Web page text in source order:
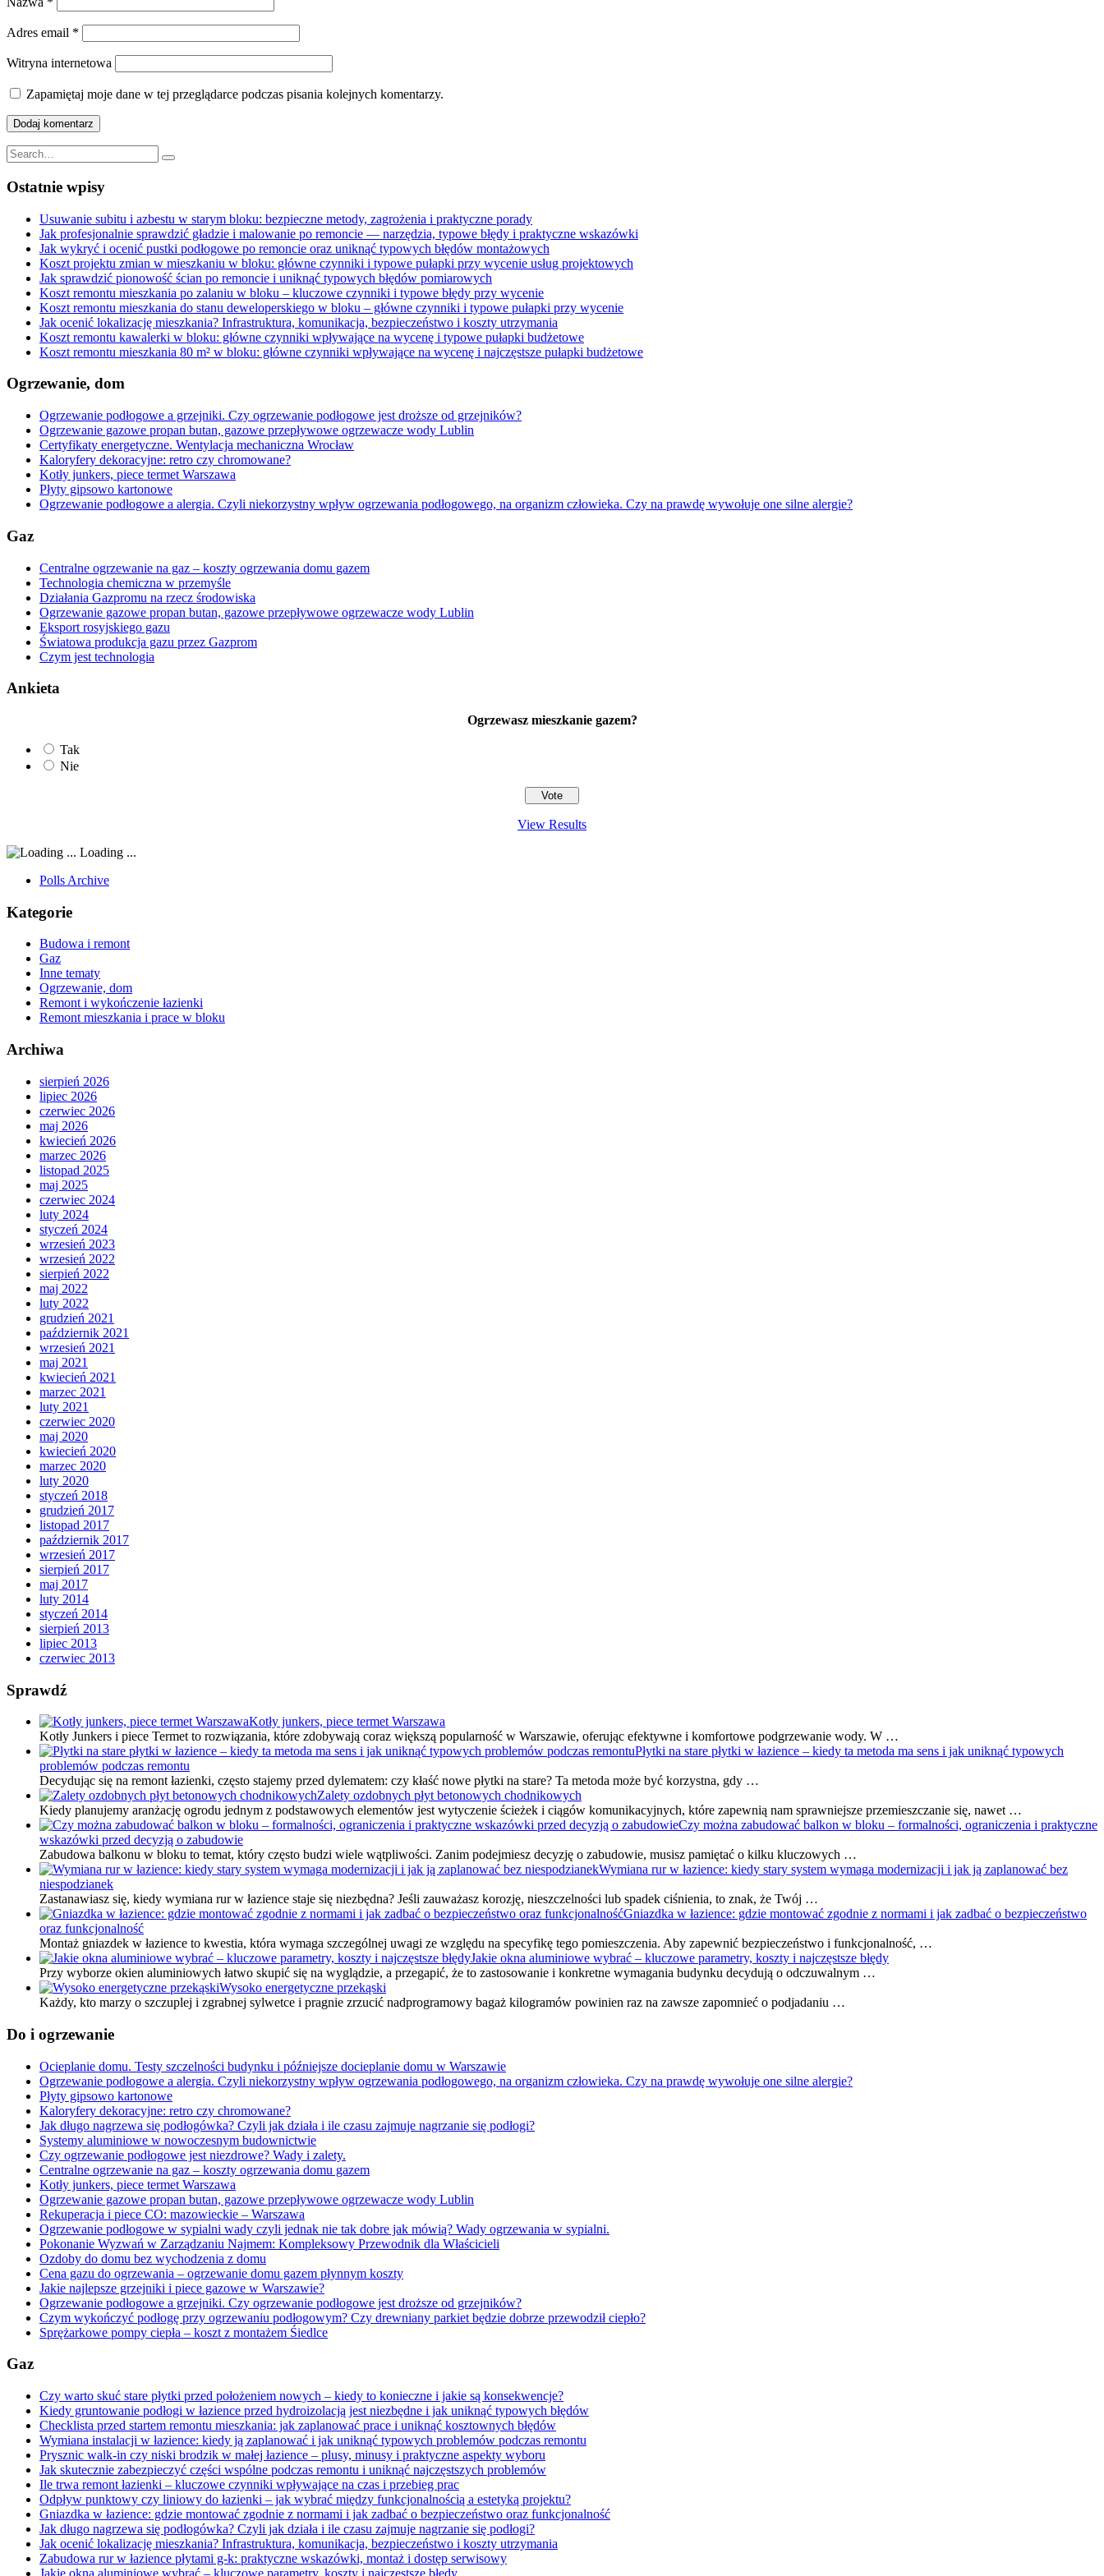
Adres email *
Witryna internetowa
Zapamiętaj moje dane w tej przeglądarce podczas pisania kolejnych komentarzy.
Search
for:
Ostatnie wpisy
Usuwanie subitu i azbestu w starym bloku: bezpieczne metody, zagrożenia i praktyczne porady
Jak profesjonalnie sprawdzić gładzie i malowanie po remoncie — narzędzia, typowe błędy i praktyczne wskazówki
Jak wykryć i ocenić pustki podłogowe po remoncie oraz uniknąć typowych błędów montażowych
Koszt projektu zmian w mieszkaniu w bloku: główne czynniki i typowe pułapki przy wycenie usług projektowych
Jak sprawdzić pionowość ścian po remoncie i uniknąć typowych błędów pomiarowych
Koszt remontu mieszkania po zalaniu w bloku – kluczowe czynniki i typowe błędy przy wycenie
Koszt remontu mieszkania do stanu deweloperskiego w bloku – główne czynniki i typowe pułapki przy wycenie
Jak ocenić lokalizację mieszkania? Infrastruktura, komunikacja, bezpieczeństwo i koszty utrzymania
Koszt remontu kawalerki w bloku: główne czynniki wpływające na wycenę i typowe pułapki budżetowe
Koszt remontu mieszkania 80 m² w bloku: główne czynniki wpływające na wycenę i najczęstsze pułapki budżetowe
Ogrzewanie, dom
Ogrzewanie podłogowe a grzejniki. Czy ogrzewanie podłogowe jest droższe od grzejników?
Ogrzewanie gazowe propan butan, gazowe przepływowe ogrzewacze wody Lublin
Certyfikaty energetyczne. Wentylacja mechaniczna Wrocław
Kaloryfery dekoracyjne: retro czy chromowane?
Kotły junkers, piece termet Warszawa
Płyty gipsowo kartonowe
Ogrzewanie podłogowe a alergia. Czyli niekorzystny wpływ ogrzewania podłogowego, na organizm człowieka. Czy na prawdę wywołuje one silne alergie?
Gaz
Centralne ogrzewanie na gaz – koszty ogrzewania domu gazem
Technologia chemiczna w przemyśle
Działania Gazpromu na rzecz środowiska
Ogrzewanie gazowe propan butan, gazowe przepływowe ogrzewacze wody Lublin
Eksport rosyjskiego gazu
Światowa produkcja gazu przez Gazprom
Czym jest technologia
Ankieta
Ogrzewasz mieszkanie gazem?
Tak
Nie
View Results
Loading ...
Polls Archive
Kategorie
Budowa i remont
Gaz
Inne tematy
Ogrzewanie, dom
Remont i wykończenie łazienki
Remont mieszkania i prace w bloku
Archiwa
sierpień 2026
lipiec 2026
czerwiec 2026
maj 2026
kwiecień 2026
marzec 2026
listopad 2025
maj 2025
czerwiec 2024
luty 2024
styczeń 2024
wrzesień 2023
wrzesień 2022
sierpień 2022
maj 2022
luty 2022
grudzień 2021
październik 2021
wrzesień 2021
maj 2021
kwiecień 2021
marzec 2021
luty 2021
czerwiec 2020
maj 2020
kwiecień 2020
marzec 2020
luty 2020
styczeń 2018
grudzień 2017
listopad 2017
październik 2017
wrzesień 2017
sierpień 2017
maj 2017
luty 2014
styczeń 2014
sierpień 2013
lipiec 2013
czerwiec 2013
Sprawdź
Kotły junkers, piece termet Warszawa
Kotły Junkers i piece Termet to rozwiązania, które zdobywają coraz większą popularność w Warszawie, oferując efektywne i komfortowe podgrzewanie wody. W …
Płytki na stare płytki w łazience – kiedy ta metoda ma sens i jak uniknąć typowych
problemów podczas remontu
Decydując się na remont łazienki, często stajemy przed dylematem: czy kłaść nowe płytki na stare? Ta metoda może być korzystna, gdy …
Zalety ozdobnych płyt betonowych chodnikowych
Kiedy planujemy aranżację ogrodu jednym z podstawowych elementów jest wytyczenie ścieżek i ciągów komunikacyjnych, które zapewnią nam sprawniejsze przemieszczanie się, nawet …
Czy można zabudować balkon w bloku – formalności, ograniczenia i praktyczne
wskazówki przed decyzją o zabudowie
Zabudowa balkonu w bloku to temat, który często budzi wiele wątpliwości. Zanim podejmiesz decyzję o zabudowie, musisz pamiętać o kilku kluczowych …
Wymiana rur w łazience: kiedy stary system wymaga modernizacji i jak ją zaplanować bez
niespodzianek
Zastanawiasz się, kiedy wymiana rur w łazience staje się niezbędna? Jeśli zauważasz korozję, nieszczelności lub spadek ciśnienia, to znak, że Twój …
Gniazdka w łazience: gdzie montować zgodnie z normami i jak zadbać o bezpieczeństwo
oraz funkcjonalność
Montaż gniazdek w łazience to kwestia, która wymaga szczególnej uwagi ze względu na specyfikę tego pomieszczenia. Aby zapewnić bezpieczeństwo i funkcjonalność, …
Jakie okna aluminiowe wybrać – kluczowe parametry, koszty i najczęstsze błędy
Przy wyborze okien aluminiowych łatwo skupić się na wyglądzie, a przegapić, że to zastosowanie i konkretne wymagania budynku decydują o odczuwalnym …
Wysoko energetyczne przekąski
Każdy, kto marzy o szczuplej i zgrabnej sylwetce i pragnie zrzucić nadprogramowy bagaż kilogramów powinien raz na zawsze zapomnieć o podjadaniu …
Do i ogrzewanie
Ocieplanie domu. Testy szczelności budynku i późniejsze docieplanie domu w Warszawie
Ogrzewanie podłogowe a alergia. Czyli niekorzystny wpływ ogrzewania podłogowego, na organizm człowieka. Czy na prawdę wywołuje one silne alergie?
Płyty gipsowo kartonowe
Kaloryfery dekoracyjne: retro czy chromowane?
Jak długo nagrzewa się podłogówka? Czyli jak działa i ile czasu zajmuje nagrzanie się podłogi?
Systemy aluminiowe w nowoczesnym budownictwie
Czy ogrzewanie podłogowe jest niezdrowe? Wady i zalety.
Centralne ogrzewanie na gaz – koszty ogrzewania domu gazem
Kotły junkers, piece termet Warszawa
Ogrzewanie gazowe propan butan, gazowe przepływowe ogrzewacze wody Lublin
Rekuperacja i piece CO: mazowieckie – Warszawa
Ogrzewanie podłogowe w sypialni wady czyli jednak nie tak dobre jak mówią? Wady ogrzewania w sypialni.
Pokonanie Wyzwań w Zarządzaniu Najmem: Kompleksowy Przewodnik dla Właścicieli
Ozdoby do domu bez wychodzenia z domu
Cena gazu do ogrzewania – ogrzewanie domu gazem płynnym koszty
Jakie najlepsze grzejniki i piece gazowe w Warszawie?
Ogrzewanie podłogowe a grzejniki. Czy ogrzewanie podłogowe jest droższe od grzejników?
Czym wykończyć podłogę przy ogrzewaniu podłogowym? Czy drewniany parkiet będzie dobrze przewodził ciepło?
Sprężarkowe pompy ciepła – koszt z montażem Śiedlce
Gaz
Czy warto skuć stare płytki przed położeniem nowych – kiedy to konieczne i jakie są konsekwencje?
Kiedy gruntowanie podłogi w łazience przed hydroizolacją jest niezbędne i jak uniknąć typowych błędów
Checklista przed startem remontu mieszkania: jak zaplanować prace i uniknąć kosztownych błędów
Wymiana instalacji w łazience: kiedy ją zaplanować i jak uniknąć typowych problemów podczas remontu
Prysznic walk-in czy niski brodzik w małej łazience – plusy, minusy i praktyczne aspekty wyboru
Jak skutecznie zabezpieczyć części wspólne podczas remontu i uniknąć najczęstszych problemów
Ile trwa remont łazienki – kluczowe czynniki wpływające na czas i przebieg prac
Odpływ punktowy czy liniowy do łazienki – jak wybrać między funkcjonalnością a estetyką projektu?
Gniazdka w łazience: gdzie montować zgodnie z normami i jak zadbać o bezpieczeństwo oraz funkcjonalność
Jak długo nagrzewa się podłogówka? Czyli jak działa i ile czasu zajmuje nagrzanie się podłogi?
Jak ocenić lokalizację mieszkania? Infrastruktura, komunikacja, bezpieczeństwo i koszty utrzymania
Zabudowa rur w łazience płytami g-k: praktyczne wskazówki, montaż i dostęp serwisowy